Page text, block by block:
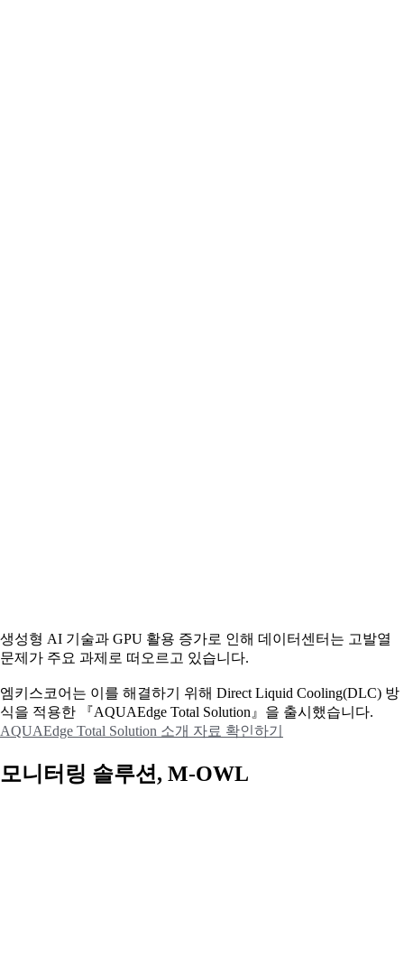
생성형 AI 기술과 GPU 활용 증가로 인해 데이터센터는 고발열
문제가 주요 과제로 떠오르고 있습니다.
엠키스코어는 이를 해결하기 위해 Direct Liquid Cooling(DLC) 방
식을 적용한 『AQUAEdge Total Solution』을 출시했습니다.
AQUAEdge Total Solution 소개 자료 확인하기
모니터링 솔루션, M-OWL